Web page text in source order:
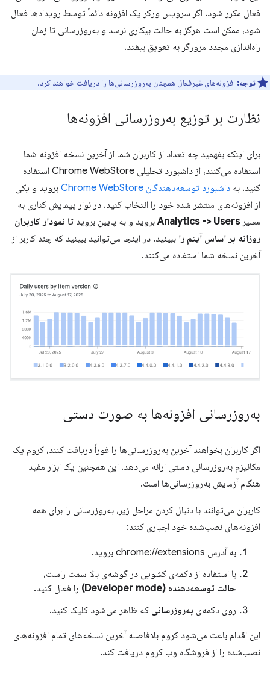
فعال مکرر شود. اگر سرویس ورکر یک افزونه دائماً توسط رویدادها فعال
شود، ممکن است هرگز به حالت بیکاری نرسد و به‌روزرسانی تا زمان
راه‌اندازی مجدد مرورگر به تعویق بیفتد.
توجه: افزونه‌های غیرفعال همچنان به‌روزرسانی‌ها را دریافت خواهند کرد.
نظارت بر توزیع به‌روزرسانی افزونه‌ها
برای اینکه بفهمید چه تعداد از کاربران شما از آخرین نسخه افزونه شما
استفاده می‌کنند، از داشبورد تحلیلی Chrome WebStore استفاده
کنید. به داشبورد توسعه‌دهندگان Chrome WebStore
بروید و یکی
از افزونه‌های منتشر شده خود را انتخاب کنید. در نوار پیمایش کناری به
مسیرAnalytics -> Usersبروید و به پایین بروید تا نمودار کاربران
روزانه بر اساس آیتم را ببینید. در اینجا می‌توانید ببینید که چند کاربر از
آخرین نسخه شما استفاده می‌کنند.
به‌روزرسانی افزونه‌ها به صورت دستی
اگر کاربران بخواهند آخرین به‌روزرسانی‌ها را فوراً دریافت کنند، کروم یک
مکانیزم به‌روزرسانی دستی ارائه می‌دهد. این همچنین یک ابزار مفید
هنگام آزمایش به‌روزرسانی‌ها است.
کاربران می‌توانند با دنبال کردن مراحل زیر، به‌روزرسانی را برای همه
افزونه‌های نصب‌شده خود اجباری کنند:
به آدرس chrome://extensions بروید.
با استفاده از دکمه‌ی کشویی در گوشه‌ی بالا سمت راست،
حالت توسعه‌دهنده (Developer mode)
را فعال کنید.
روی دکمه‌ی به‌روزرسانی که ظاهر می‌شود کلیک کنید.
این اقدام باعث می‌شود کروم بلافاصله آخرین نسخه‌های تمام افزونه‌های
نصب‌شده را از فروشگاه وب کروم دریافت کند.